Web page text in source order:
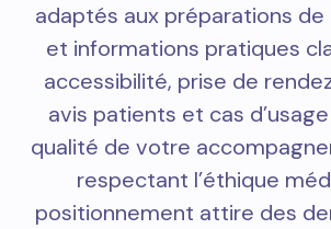
adaptés aux préparations
et informations pratiques
accessibilité, prise de
avis patients et cas
qualité de votre
respectant l’éthique
positionnement attire des